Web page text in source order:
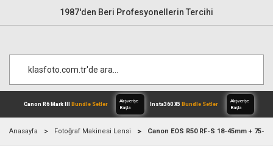
1987'den Beri Profesyonellerin Tercihi
Anasayfa Fotoğraf Makinesi Lensi Canon EOS R50 RF-S 18-45mm + 75-